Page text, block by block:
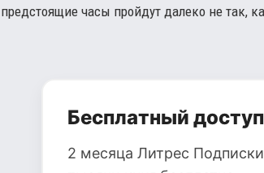
предстоящие часы пройдут далеко не так,
Бесплатный
2 месяца Литрес